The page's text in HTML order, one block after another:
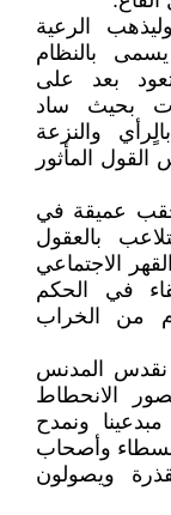
الرعية
بالنظام
بعد على
بحيث ساد
والنزعة
المأثور
حقب عميقة في
بالعقول
الاجتماعي
في الحكم
من الخراب
نقدس المدنس
الانحطاط
ونمدح
وأصحاب
ويصولون